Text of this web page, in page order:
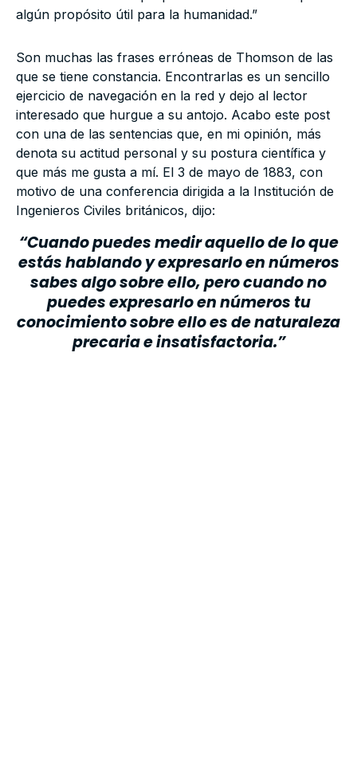
algún propósito útil para la humanidad.”
Son muchas las frases erróneas de Thomson de las
que se tiene constancia. Encontrarlas es un sencillo
ejercicio de navegación en la red y dejo al lector
interesado que hurgue a su antojo. Acabo este post
con una de las sentencias que, en mi opinión, más
denota su actitud personal y su postura científica y
que más me gusta a mí. El 3 de mayo de 1883, con
motivo de una conferencia dirigida a la Institución de
Ingenieros Civiles británicos, dijo:
“Cuando puedes medir aquello de lo que
estás hablando y expresarlo en números
sabes algo sobre ello, pero cuando no
puedes expresarlo en números tu
conocimiento sobre ello es de naturaleza
precaria e insatisfactoria.”